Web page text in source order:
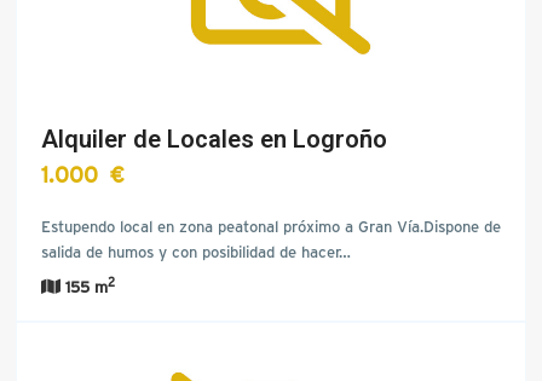
Alquiler de Locales en Logroño
1.000 €
Estupendo local en zona peatonal próximo a Gran Vía.Dispone de
salida de humos y con posibilidad de hacer…
155 m2